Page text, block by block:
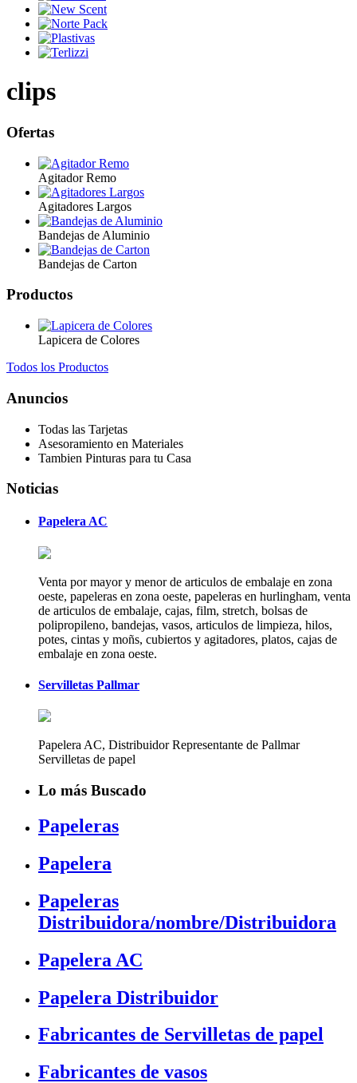
clips
Ofertas
Agitador Remo
Agitadores Largos
Bandejas de Aluminio
Bandejas de Carton
Productos
Lapicera de Colores
Todos los Productos
Anuncios
Todas las Tarjetas
Asesoramiento en Materiales
Tambien Pinturas para tu Casa
Noticias
Papelera AC
Venta por mayor y menor de articulos de embalaje en zona
oeste, papeleras en zona oeste, papeleras en hurlingham, venta
de articulos de embalaje, cajas, film, stretch, bolsas de
polipropileno, bandejas, vasos, articulos de limpieza, hilos,
potes, cintas y moñs, cubiertos y agitadores, platos, cajas de
embalaje en zona oeste.
Servilletas Pallmar
Papelera AC, Distribuidor Representante de Pallmar
Servilletas de papel
Lo más Buscado
Papeleras
Papelera
Papeleras
Distribuidora/nombre/Distribuidora
Papelera AC
Papelera Distribuidor
Fabricantes de Servilletas de papel
Fabricantes de vasos